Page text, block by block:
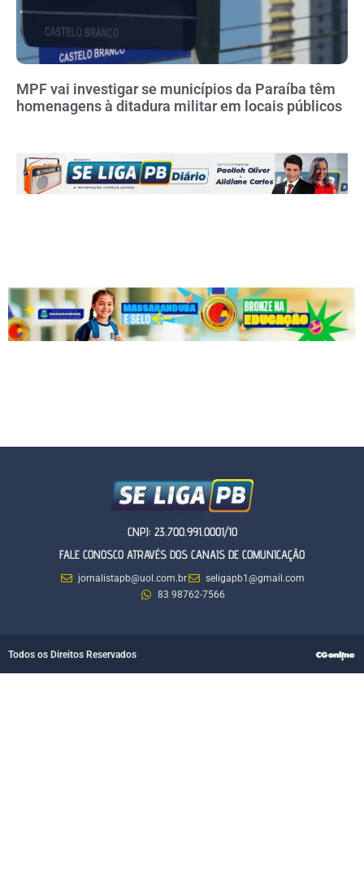
MPF vai investigar se municípios da Paraíba têm
homenagens à ditadura militar em locais públicos
CNPJ: 23.700.991.0001/10
FALE CONOSCO ATRAVÉS DOS CANAIS DE COMUNICAÇÃO
jornalistapb@uol.com.br
seligapb1@gmail.com
83 98762-7566
Todos os Direitos Reservados